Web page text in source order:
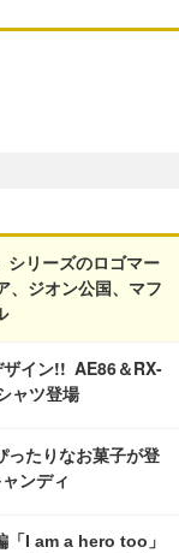
シリーズのロゴマー
、ジオン公国、マフ
ザイン!! AE86＆RX-
ャツ登場
ったりなお菓子が登
ンディ
「I am a hero too」